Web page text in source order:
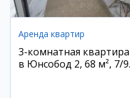
Аренда квартир
3-комнатная квартира
в Юнсобод 2, 68 м², 7/9